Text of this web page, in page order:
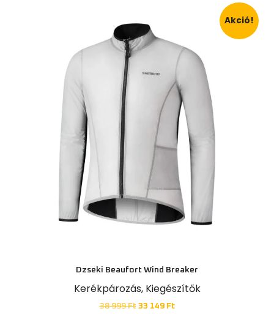
Akció!
Dzseki Beaufort Wind Breaker
Kerékpározás, Kiegészítők
38 999Ft 33 149 Ft